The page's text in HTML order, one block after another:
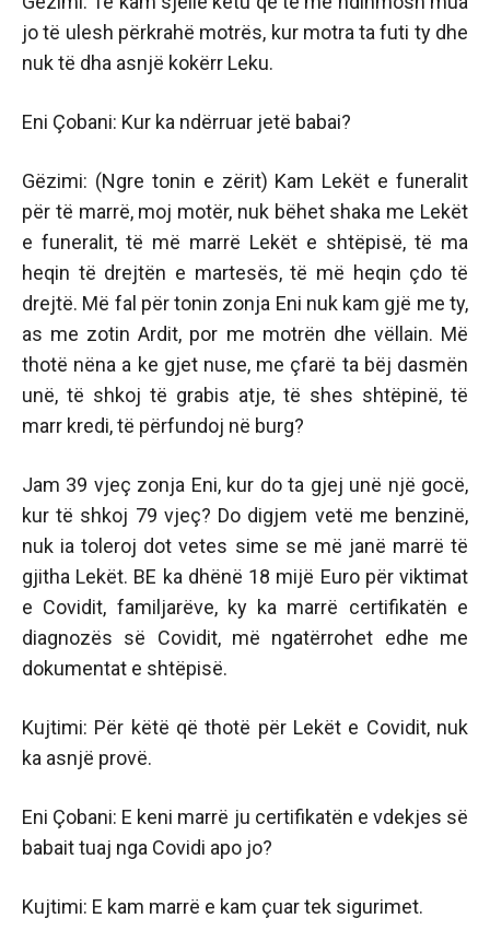
jo të ulesh përkrahë motrës, kur motra ta futi ty dhe
nuk të dha asnjë kokërr Leku.
Eni Çobani: Kur ka ndërruar jetë babai?
Gëzimi: (Ngre tonin e zërit) Kam Lekët e funeralit
për të marrë, moj motër, nuk bëhet shaka me Lekët
e funeralit, të më marrë Lekët e shtëpisë, të ma
heqin të drejtën e martesës, të më heqin çdo të
drejtë. Më fal për tonin zonja Eni nuk kam gjë me ty,
as me zotin Ardit, por me motrën dhe vëllain. Më
thotë nëna a ke gjet nuse, me çfarë ta bëj dasmën
unë, të shkoj të grabis atje, të shes shtëpinë, të
marr kredi, të përfundoj në burg?
Jam 39 vjeç zonja Eni, kur do ta gjej unë një gocë,
kur të shkoj 79 vjeç? Do digjem vetë me benzinë,
nuk ia toleroj dot vetes sime se më janë marrë të
gjitha Lekët. BE ka dhënë 18 mijë Euro për viktimat
e Covidit, familjarëve, ky ka marrë certifikatën e
diagnozës së Covidit, më ngatërrohet edhe me
dokumentat e shtëpisë.
Kujtimi: Për këtë që thotë për Lekët e Covidit, nuk
ka asnjë provë.
Eni Çobani: E keni marrë ju certifikatën e vdekjes së
babait tuaj nga Covidi apo jo?
Kujtimi: E kam marrë e kam çuar tek sigurimet.